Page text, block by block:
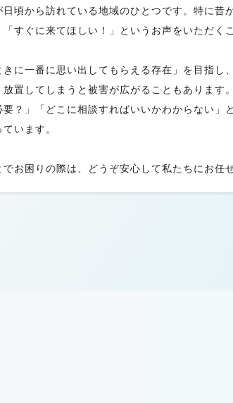
頃から訪れている地域のひとつです。特に
すぐに来てほしい！」というお声をいただく
に一番に思い出してもらえる存在」を目指し
置してしまうと被害が広がることもあります。
要？」「どこに相談すればいいかわからない
います。
お困りの際は、どうぞ安心して私たちにお任